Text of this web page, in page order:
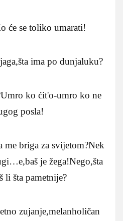
će se toliko umarati!
ima po dunjaluku?
ko ćit'o-umro ko ne
posla!
me briga za svijetom?Nek
je žega!Nego,šta
li šta pametnije?
zujanje,melanholičan